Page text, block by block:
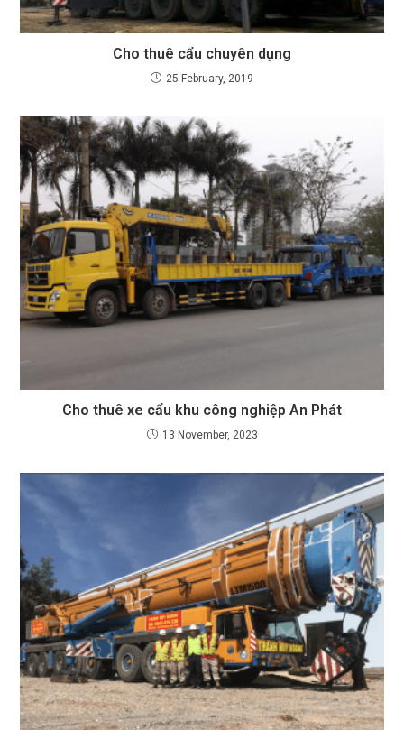
Cho thuê cẩu chuyên dụng
25 February, 2019
Cho thuê xe cẩu khu công nghiệp An Phát
13 November, 2023